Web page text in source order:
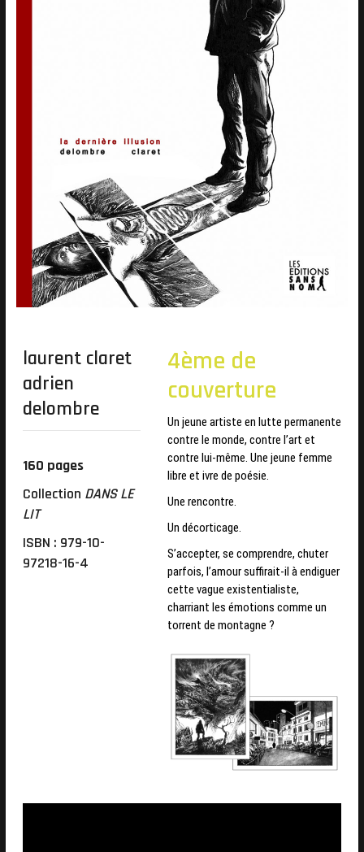
laurent claret
adrien
delombre
160 pages
Collection DANS LE
LIT
ISBN : 979-10-
97218-16-4
4ème de
couverture
Un jeune artiste en lutte permanente
contre le monde, contre l’art et
contre lui-même. Une jeune femme
libre et ivre de poésie.
Une rencontre.
Un décorticage.
S’accepter, se comprendre, chuter
parfois, l’amour suffirait-il à endiguer
cette vague existentialiste,
charriant les émotions comme un
torrent de montagne ?